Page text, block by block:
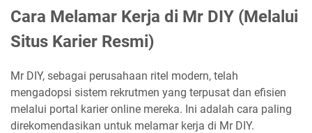
Cara Melamar Kerja di Mr DIY (Melalui
Situs Karier Resmi)
Mr DIY, sebagai perusahaan ritel modern, telah
mengadopsi sistem rekrutmen yang terpusat dan efisien
melalui portal karier online mereka. Ini adalah cara paling
direkomendasikan untuk melamar kerja di Mr DIY.